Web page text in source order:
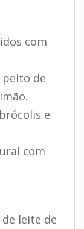
com
peito de
e
com
leite de